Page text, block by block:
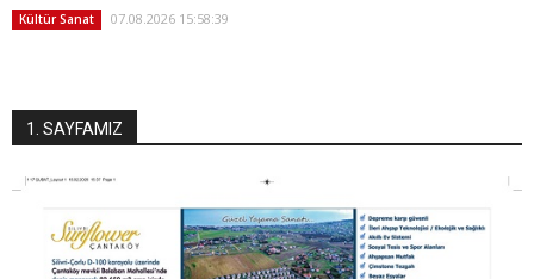
Kültür Sanat 07.08.2026 15:58:39
1. SAYFAMIZ